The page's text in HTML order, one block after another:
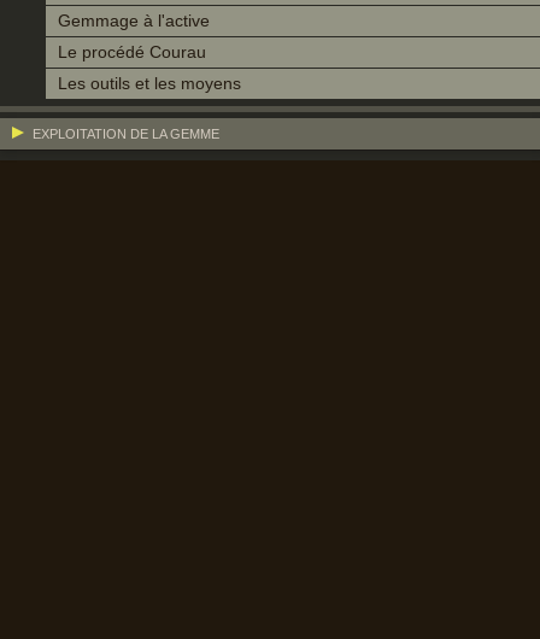
Gemmage à l'active
Le procédé Courau
Les outils et les moyens
EXPLOITATION DE LA GEMME